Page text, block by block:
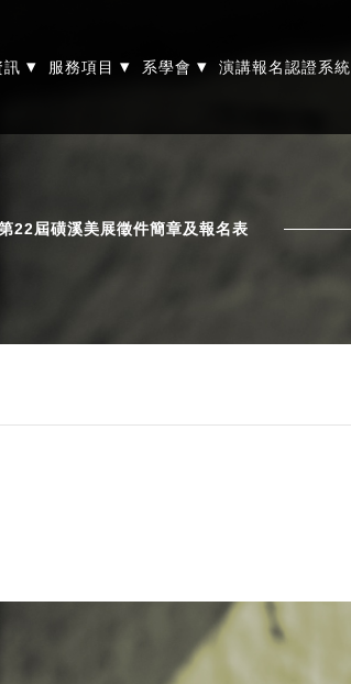
訊 ▾ 服務項目 ▾ 系學會 ▾ 演講報名認證系統
22屆磺溪美展徵件簡章及報名表